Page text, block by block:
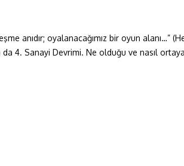
anıdır; oyalanacağımız bir oyun alanı…”
4. Sanayi Devrimi. Ne olduğu ve nasıl